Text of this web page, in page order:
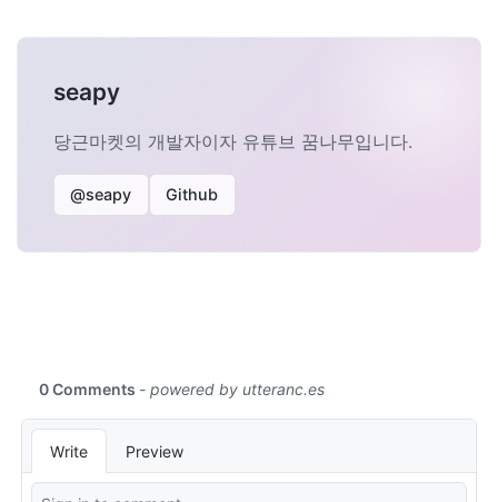
seapy
당근마켓의 개발자이자 유튜브 꿈나무입니다.
@seapy Github